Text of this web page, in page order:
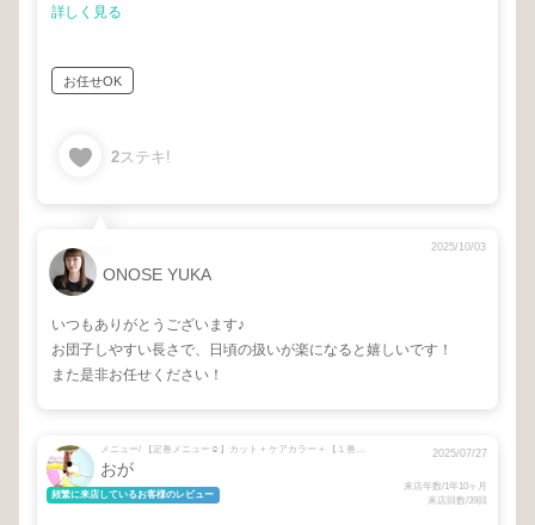
詳しく見る
お任せOK
2ステキ!
ONOSE YUKA
2025/10/03
いつもありがとうございます♪
お団子しやすい長さで、日頃の扱いが楽になると嬉しいです！
また是非お任せください！
メニュー/ 【定番メニュー☺︎】カット + ケアカラー + 【１番人気！】カット + ケアカラー + システムトリートメント
おが
頻繁に来店しているお客様のレビュー
2025/07/27
来店年数/1年10ヶ月
来店回数/39回